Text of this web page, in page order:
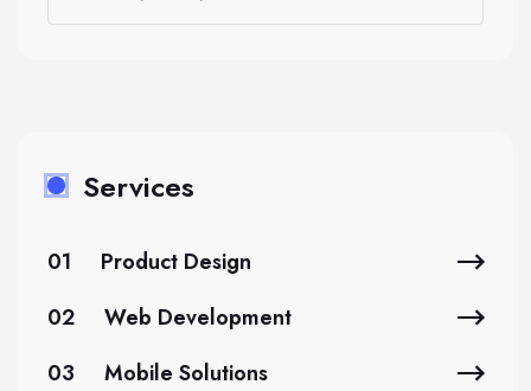
Services
01
Product Design
02
Web Development
03
Mobile Solutions